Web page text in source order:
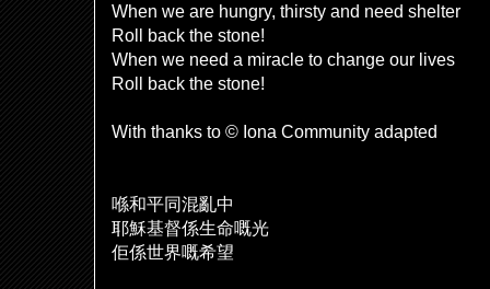
When we are hungry, thirsty and need shelter
Roll back the stone!
When we need a miracle to change our lives
Roll back the stone!
With thanks to © Iona Community adapted
喺和平同混亂中
耶穌基督係生命嘅光
佢係世界嘅希望